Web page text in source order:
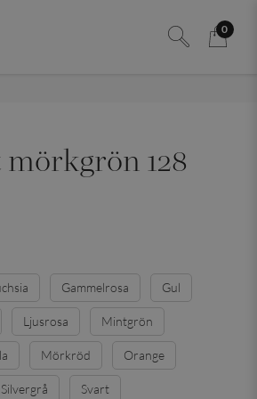
0
128
Gammelrosa Gul
Ljusrosa Mintgrön
Mörkröd Orange
Silvergrå Svart